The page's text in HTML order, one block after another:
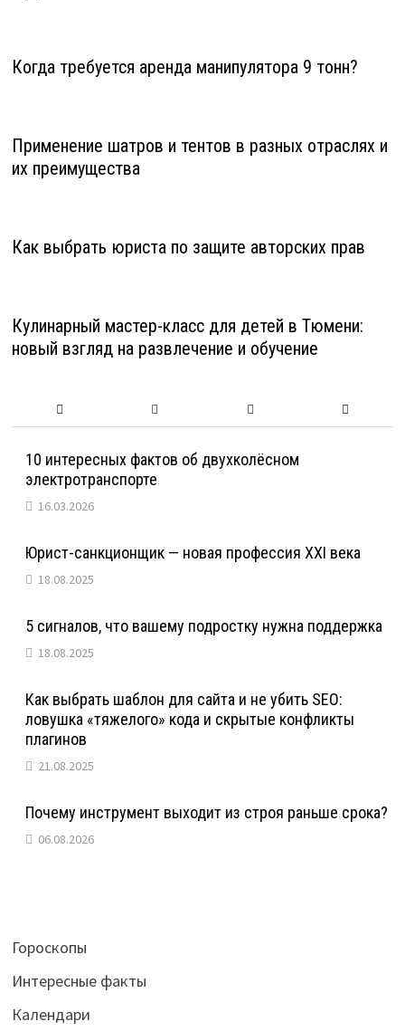
Когда требуется аренда манипулятора 9 тонн?
Применение шатров и тентов в разных отраслях и
их преимущества
Как выбрать юриста по защите авторских прав
Кулинарный мастер-класс для детей в Тюмени:
новый взгляд на развлечение и обучение
10 интересных фактов об двухколёсном
электротранспорте
16.03.2026
Юрист-санкционщик — новая профессия XXI века
18.08.2025
5 сигналов, что вашему подростку нужна поддержка
18.08.2025
Как выбрать шаблон для сайта и не убить SEO:
ловушка «тяжелого» кода и скрытые конфликты
плагинов
21.08.2025
Почему инструмент выходит из строя раньше срока?
06.08.2026
Гороскопы
Интересные факты
Календари